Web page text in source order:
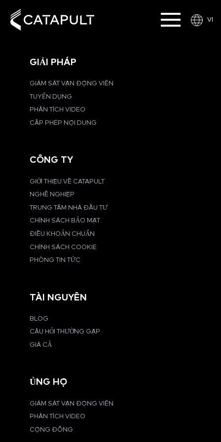
VI
GIẢI PHÁP
GIÁM SÁT VẬN ĐỘNG VIÊN
TUYỂN DỤNG
PHÂN TÍCH VIDEO
CẤP PHÉP NỘI DUNG
CÔNG TY
GIỚI THIỆU VỀ CATAPULT
NGHỀ NGHIỆP
TRUNG TÂM NHÀ ĐẦU TƯ
CHÍNH SÁCH BẢO MẬT
ĐIỀU KHOẢN CHUẨN
CHÍNH SÁCH COOKIE
PHÒNG TIN TỨC
TÀI NGUYÊN
BLOG
CÂU HỎI THƯỜNG GẶP
GIÁ CẢ
ỦNG HỘ
GIÁM SÁT VẬN ĐỘNG VIÊN
PHÂN TÍCH VIDEO
CỘNG ĐỒNG